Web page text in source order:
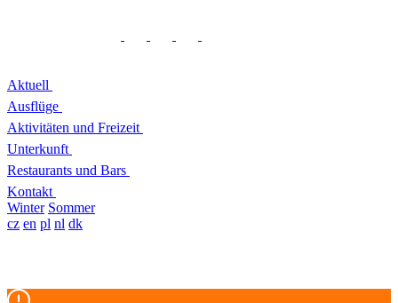
Aktuell
Ausflüge
Aktivitäten und Freizeit
Unterkunft
Restaurants und Bars
Kontakt
Winter Sommer
cz en pl nl dk